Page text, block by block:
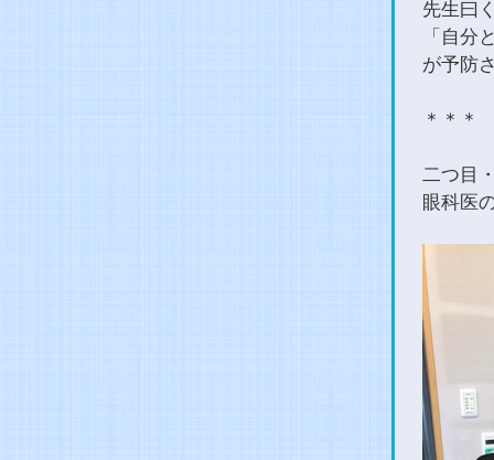
先生曰
「自分
が予防
＊＊＊
二つ目
眼科医